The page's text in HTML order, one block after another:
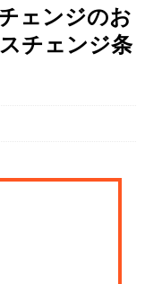
ェンジのお
チェンジ条